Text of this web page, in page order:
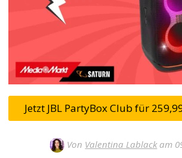
Jetzt JBL PartyBox Club für
Von Valentina Lablack am